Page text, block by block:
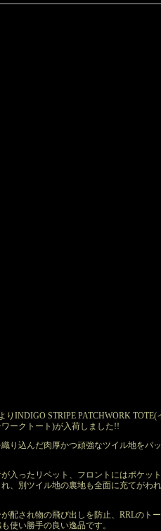
りINDIGO STRIPE PATCHWORK TOTE(
ークトート)が入荷しました!!
り込んだ肉厚かつ頑強なツイル地をパ
入ったリベット、フロントにはポケッ
、別ツイル地の裏地も全面に充てがわ
が配され物の飛び出しを防止、RRLのト
使い勝手の良い逸品です。